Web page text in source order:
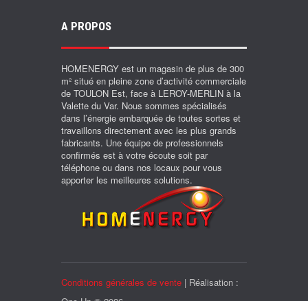
A PROPOS
HOMENERGY est un magasin de plus de 300
m² situé en pleine zone d’activité commerciale
de TOULON Est, face à LEROY-MERLIN à la
Valette du Var. Nous sommes spécialisés
dans l’énergie embarquée de toutes sortes et
travaillons directement avec les plus grands
fabricants. Une équipe de professionnels
confirmés est à votre écoute soit par
téléphone ou dans nos locaux pour vous
apporter les meilleures solutions.
Conditions générales de vente | Réalisation :